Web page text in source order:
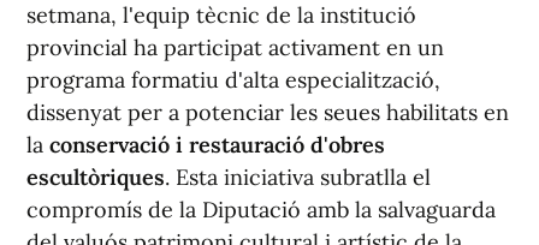
setmana, l'equip tècnic de la institució
provincial ha participat activament en un
programa formatiu d'alta especialització,
dissenyat per a potenciar les seues habilitats en
la conservació i restauració d'obres
escultòriques. Esta iniciativa subratlla el
compromís de la Diputació amb la salvaguarda